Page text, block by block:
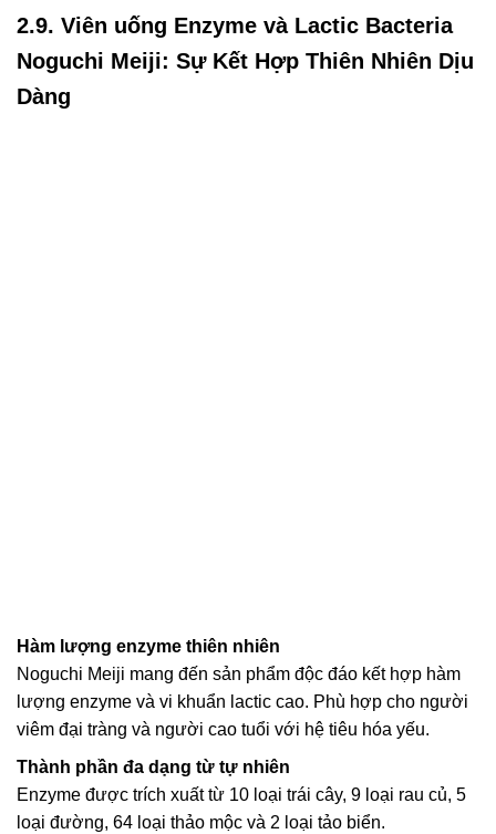
2.9. Viên uống Enzyme và Lactic Bacteria
Noguchi Meiji: Sự Kết Hợp Thiên Nhiên Dịu
Dàng
Hàm lượng enzyme thiên nhiên
Noguchi Meiji mang đến sản phẩm độc đáo kết hợp hàm
lượng enzyme và vi khuẩn lactic cao. Phù hợp cho người
viêm đại tràng và người cao tuổi với hệ tiêu hóa yếu.
Thành phần đa dạng từ tự nhiên
Enzyme được trích xuất từ 10 loại trái cây, 9 loại rau củ, 5
loại đường, 64 loại thảo mộc và 2 loại tảo biển.